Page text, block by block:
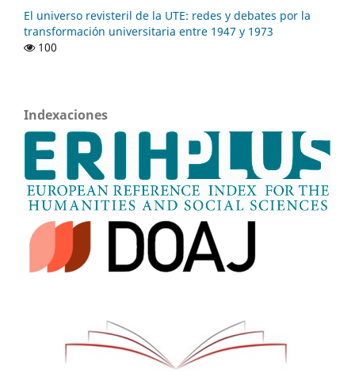
El universo revisteril de la UTE: redes y debates por la
transformación universitaria entre 1947 y 1973
100
Indexaciones